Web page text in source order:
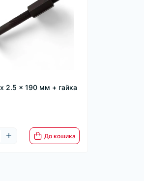
2.5 x 190 мм + гайка
До кошика